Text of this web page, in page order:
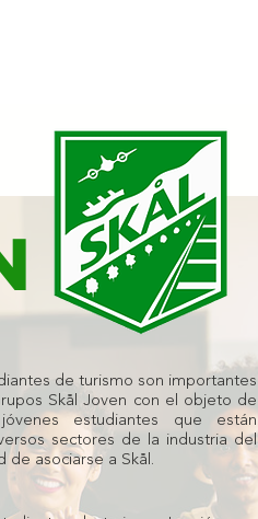
de turismo son importantes
Skål Joven con el objeto de
estudiantes que están
sectores de la industria del
asociarse a Skål.